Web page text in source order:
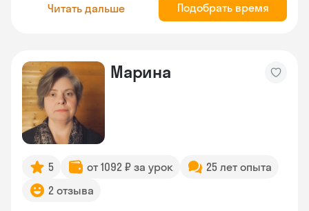
Читать дальше Подобрать время
Марина
5 от 1092 ₽ за урок
25 лет опыта
2 отзыва